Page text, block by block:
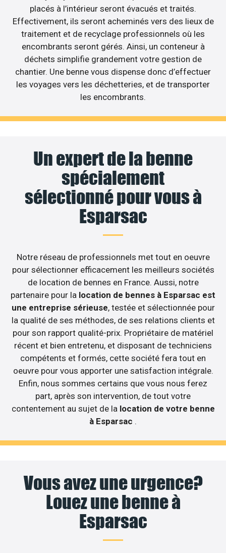
placés à l’intérieur seront évacués et traités.
Effectivement, ils seront acheminés vers des lieux de
traitement et de recyclage professionnels où les
encombrants seront gérés. Ainsi, un conteneur à
déchets simplifie grandement votre gestion de
chantier. Une benne vous dispense donc d’effectuer
les voyages vers les déchetteries, et de transporter
les encombrants.
Un expert de la benne
spécialement
sélectionné pour vous à
Esparsac
Notre réseau de professionnels met tout en oeuvre
pour sélectionner efficacement les meilleurs sociétés
de location de bennes en France. Aussi, notre
partenaire pour la location de bennes à Esparsac est
une entreprise sérieuse, testée et sélectionnée pour
la qualité de ses méthodes, de ses relations clients et
pour son rapport qualité-prix. Propriétaire de matériel
récent et bien entretenu, et disposant de techniciens
compétents et formés, cette société fera tout en
oeuvre pour vous apporter une satisfaction intégrale.
Enfin, nous sommes certains que vous nous ferez
part, après son intervention, de tout votre
contentement au sujet de la location de votre benne
à Esparsac .
Vous avez une urgence?
Louez une benne à
Esparsac